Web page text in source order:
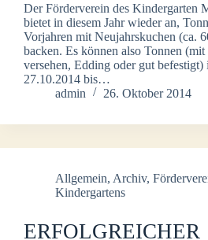
Der Förderverein des Kindergarten
bietet in diesem Jahr wieder an,
Vorjahren mit Neujahrskuchen (ca.
backen. Es können also Tonnen (mit
versehen, Edding oder gut
27.10.2014 bis…
admin
26. Oktober 2014
Allgemein, Archiv,
Kindergartens
ERFOLGREICHER